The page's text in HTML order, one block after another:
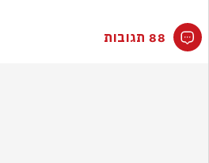
88 תגובות